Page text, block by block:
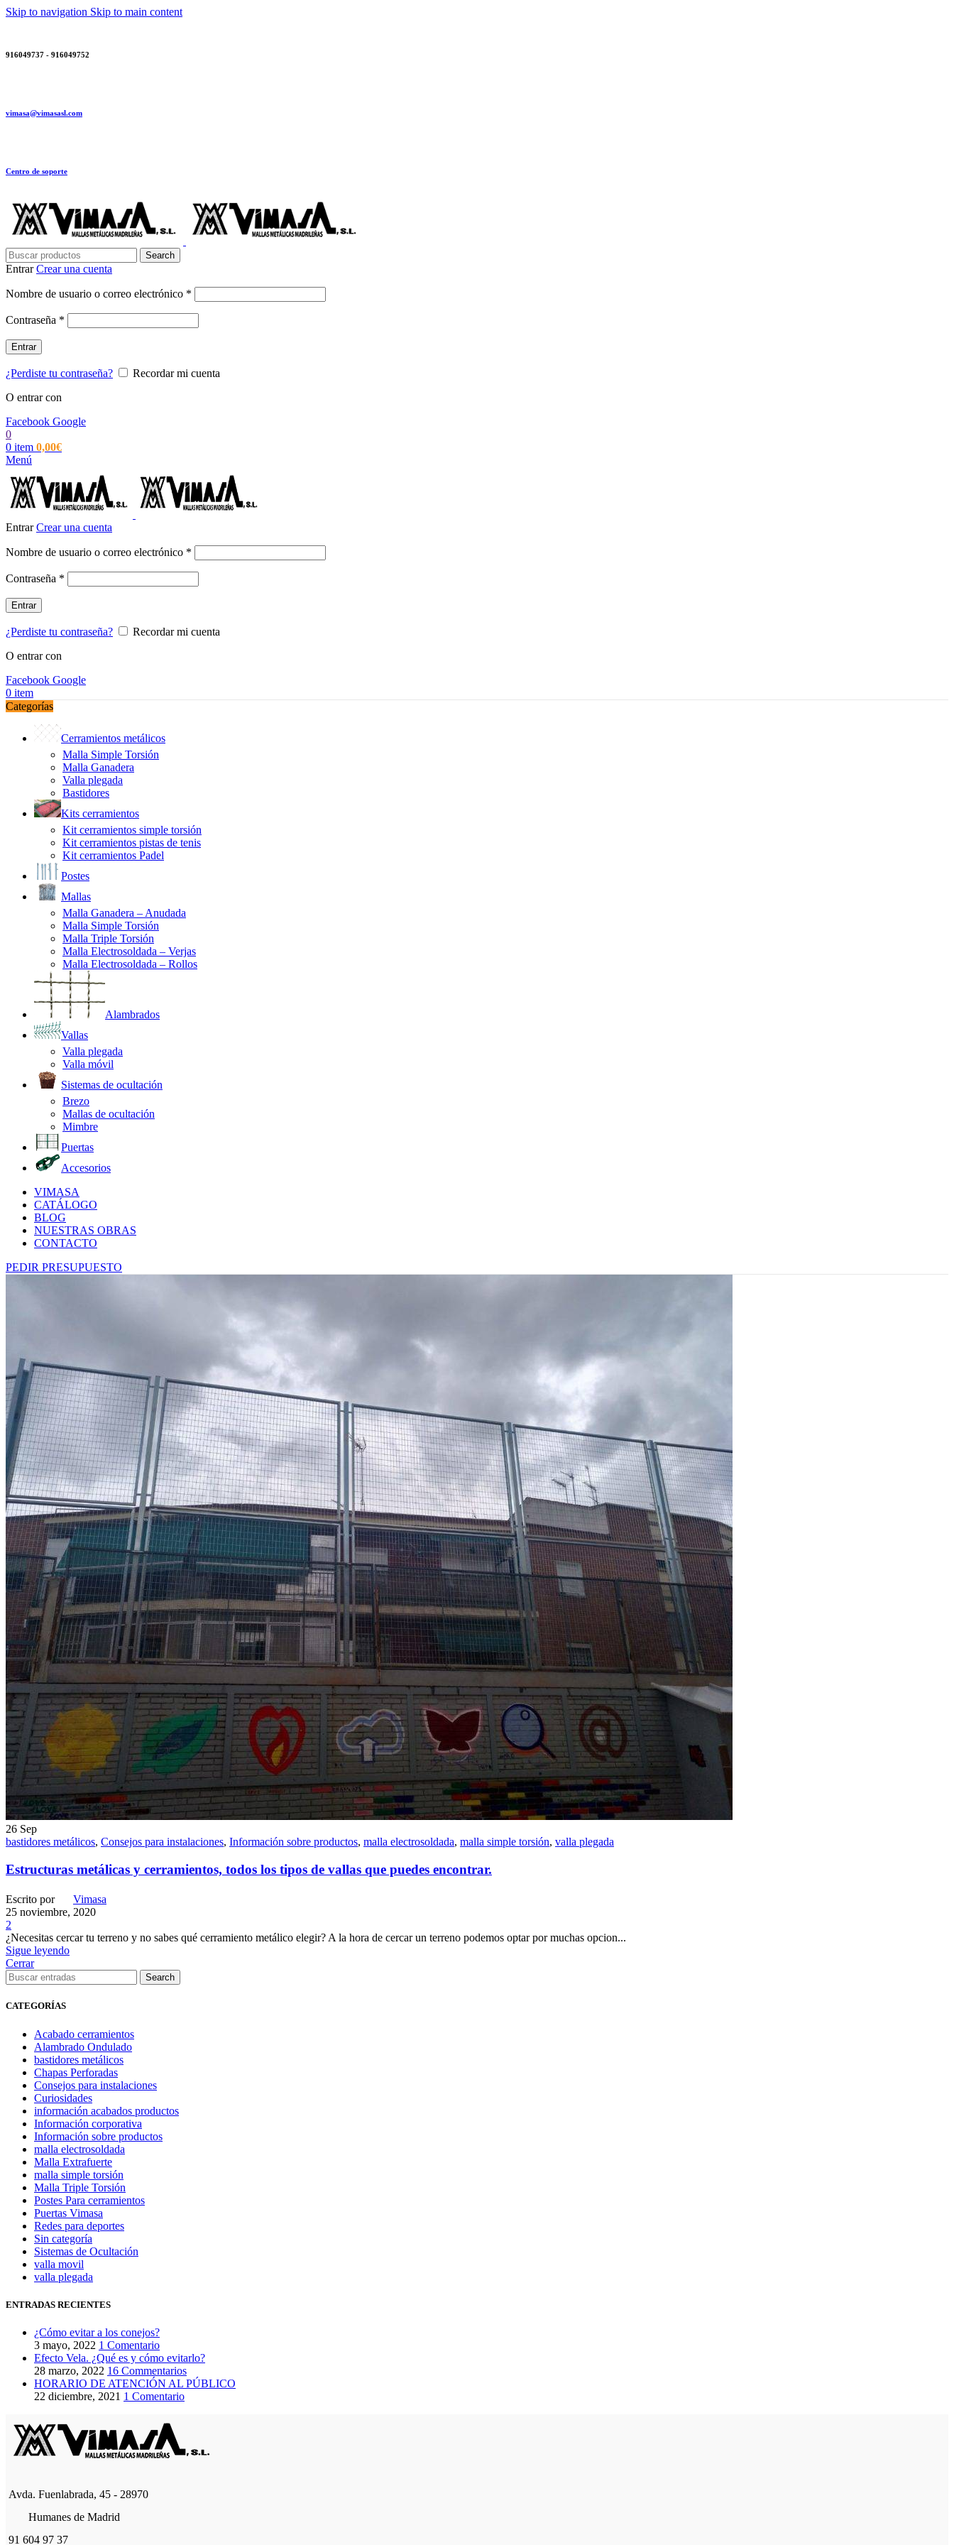
Skip to navigation Skip to main content
916049737 - 916049752
vimasa@vimasasl.com
Centro de soporte
Search
EntrarCrear una cuenta
Nombre de usuario o correo electrónico *
Contraseña *
Entrar
¿Perdiste tu contraseña?
Recordar mi cuenta
O entrar con
Facebook Google
0
0 item 0,00€
Menú
EntrarCrear una cuenta
Nombre de usuario o correo electrónico *
Contraseña *
Entrar
¿Perdiste tu contraseña?
Recordar mi cuenta
O entrar con
Facebook Google
0 item
Categorías
Cerramientos metálicos
Malla Simple Torsión
Malla Ganadera
Valla plegada
Bastidores
Kits cerramientos
Kit cerramientos simple torsión
Kit cerramientos pistas de tenis
Kit cerramientos Padel
Postes
Mallas
Malla Ganadera – Anudada
Malla Simple Torsión
Malla Triple Torsión
Malla Electrosoldada – Verjas
Malla Electrosoldada – Rollos
Alambrados
Vallas
Valla plegada
Valla móvil
Sistemas de ocultación
Brezo
Mallas de ocultación
Mimbre
Puertas
Accesorios
VIMASA
CATÁLOGO
BLOG
NUESTRAS OBRAS
CONTACTO
PEDIR PRESUPUESTO
26 Sep
bastidores metálicos, Consejos para instalaciones, Información sobre productos, malla electrosoldada, malla simple torsión, valla plegada
Estructuras metálicas y cerramientos, todos los tipos de vallas que puedes encontrar.
Escrito por
Vimasa
25 noviembre, 2020
2
¿Necesitas cercar tu terreno y no sabes qué cerramiento metálico elegir? A la hora de cercar un terreno podemos optar por muchas opcion...
Sigue leyendo
Cerrar
Search
CATEGORÍAS
Acabado cerramientos
Alambrado Ondulado
bastidores metálicos
Chapas Perforadas
Consejos para instalaciones
Curiosidades
información acabados productos
Información corporativa
Información sobre productos
malla electrosoldada
Malla Extrafuerte
malla simple torsión
Malla Triple Torsión
Postes Para cerramientos
Puertas Vimasa
Redes para deportes
Sin categoría
Sistemas de Ocultación
valla movil
valla plegada
ENTRADAS RECIENTES
¿Cómo evitar a los conejos?
3 mayo, 2022 1 Comentario
Efecto Vela. ¿Qué es y cómo evitarlo?
28 marzo, 2022 16 Commentarios
HORARIO DE ATENCIÓN AL PÚBLICO
22 diciembre, 2021 1 Comentario
Avda. Fuenlabrada, 45 - 28970
Humanes de Madrid
91 604 97 37